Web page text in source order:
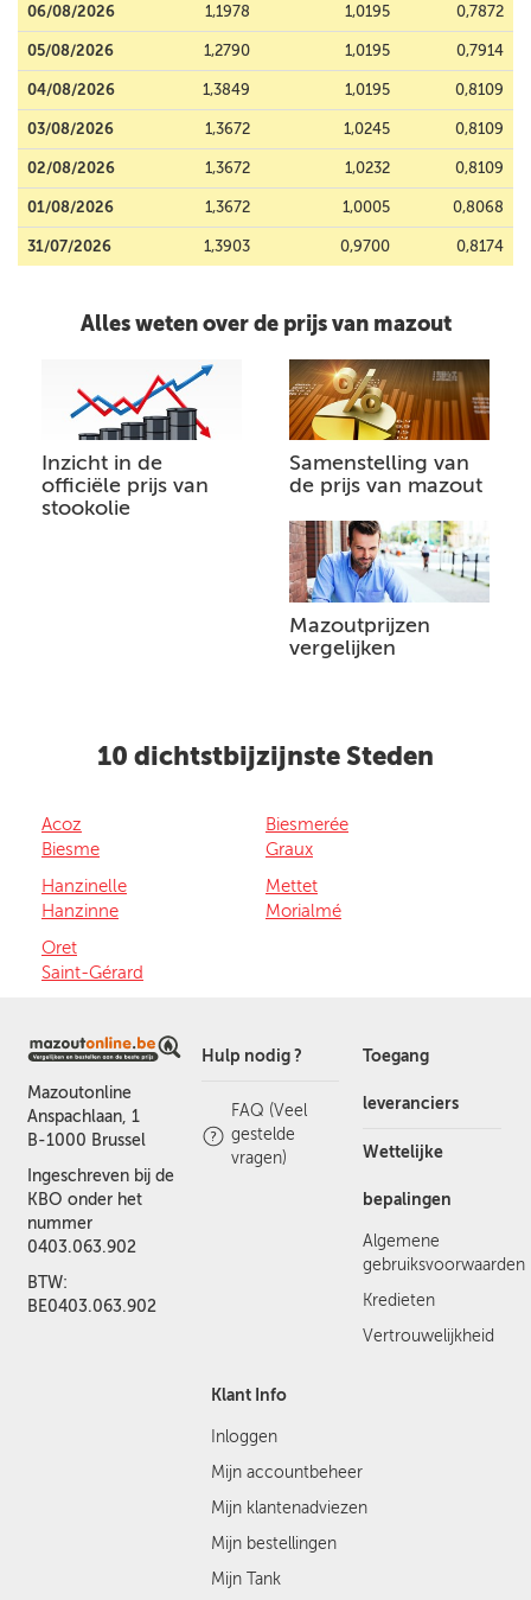
06/08/2026 1,1978 1,0195 0,7872
05/08/2026 1,2790 1,0195 0,7914
04/08/2026 1,3849 1,0195 0,8109
03/08/2026 1,3672 1,0245 0,8109
02/08/2026 1,3672 1,0232 0,8109
01/08/2026 1,3672 1,0005 0,8068
31/07/2026 1,3903 0,9700 0,8174
Alles weten over de prijs van mazout
Inzicht in de
officiële prijs van
stookolie
Samenstelling van
de prijs van mazout
Mazoutprijzen
vergelijken
10 dichtstbijzijnste Steden
Acoz
Biesme
Biesmerée
Graux
Hanzinelle
Hanzinne
Mettet
Morialmé
Oret
Saint-Gérard
Mazoutonline
Anspachlaan, 1
B-1000 Brussel
Ingeschreven bij de
KBO onder het
nummer
0403.063.902
BTW:
BE0403.063.902
Hulp nodig ?
FAQ (Veel
gestelde
vragen)
Toegang
leveranciers
Wettelijke
bepalingen
Algemene
gebruiksvoorwaarden
Kredieten
Vertrouwelijkheid
Klant Info
Inloggen
Mijn accountbeheer
Mijn klantenadviezen
Mijn bestellingen
Mijn Tank